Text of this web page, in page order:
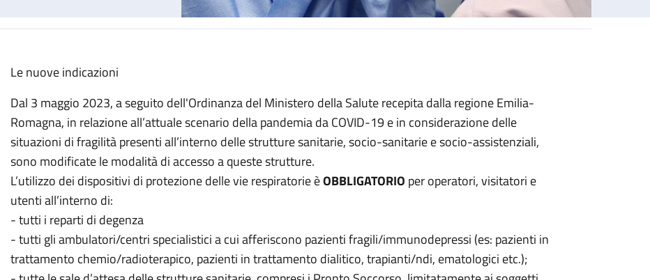
di protezione delle vie respiratorie
Le nuove indicazioni
Dal 3 maggio 2023, a seguito dell'Ordinanza del Ministero della Salute recepita dalla regione Emilia-
Romagna, in relazione all’attuale scenario della pandemia da COVID-19 e in considerazione delle
situazioni di fragilità presenti all’interno delle strutture sanitarie, socio-sanitarie e socio-assistenziali,
sono modificate le modalità di accesso a queste strutture.
L’utilizzo dei dispositivi di protezione delle vie respiratorie èOBBLIGATORIO per operatori, visitatori e
utenti all’interno di:
- tutti i reparti di degenza
- tutti gli ambulatori/centri specialistici a cui afferiscono pazienti fragili/immunodepressi (es: pazienti in
trattamento chemio/radioterapico, pazienti in trattamento dialitico, trapianti/ndi, ematologici etc.);